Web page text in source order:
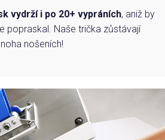
vydrží i po 20+ vypráních, aniž by
popraskal. Naše trička zůstávají
nošeních!